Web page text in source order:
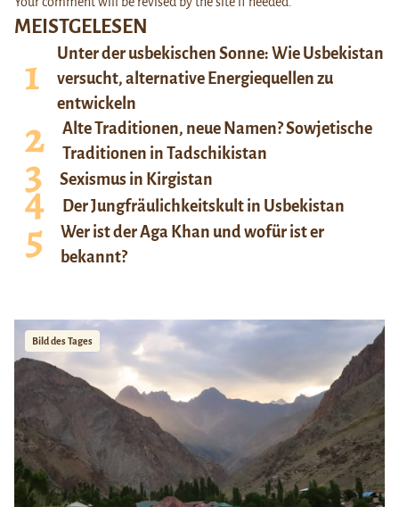
MEISTGELESEN
Unter der usbekischen Sonne: Wie Usbekistan
versucht, alternative Energiequellen zu
entwickeln
Alte Traditionen, neue Namen? Sowjetische
Traditionen in Tadschikistan
Sexismus in Kirgistan
Der Jungfräulichkeitskult in Usbekistan
Wer ist der Aga Khan und wofür ist er
bekannt?
Bild des Tages